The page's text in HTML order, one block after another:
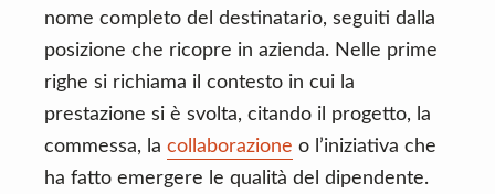
nome completo del destinatario, seguiti dalla
posizione che ricopre in azienda. Nelle prime
righe si richiama il contesto in cui la
prestazione si è svolta, citando il progetto, la
commessa, la collaborazione o l’iniziativa che
ha fatto emergere le qualità del dipendente.